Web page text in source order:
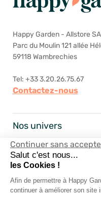
Continuer sans
Salut c'est nous...
les Cookies !
Afin de permettre à Happy
continuer à améliorer son site
Happy Garden - Allstore
Parc du Moulin 121 allée
59118 Wambrechies
Tel: +33 3.20.26.75.67
Contactez-nous
Nos univers
Happy Garden
Nos services